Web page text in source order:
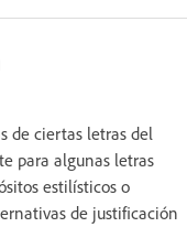
de ciertas letras del
para algunas letras
estilísticos o
de justificación